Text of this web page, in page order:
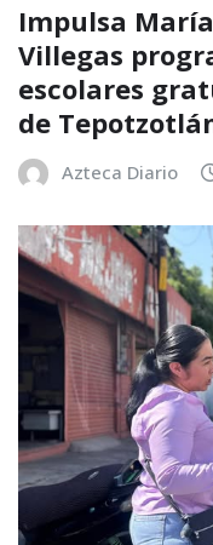
Impulsa
Villegas
escolares
de
Azteca Diario